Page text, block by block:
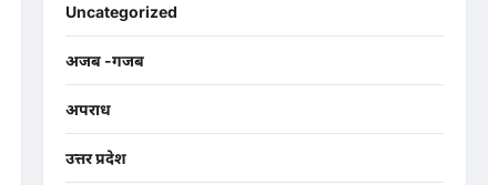
Uncategorized
अजब -गजब
अपराध
उत्तर प्रदेश